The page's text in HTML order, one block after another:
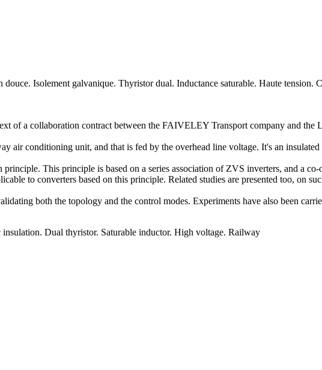
Isolement galvanique. Thyristor dual. Inductance saturable. Haute tension.
of a collaboration contract between the FAIVELEY Transport company and
air conditioning unit, and that is fed by the overhead line voltage. It's an
This principle is based on a series association of ZVS inverters, and a
to converters based on this principle. Related studies are presented too, on
both the topology and the control modes. Experiments have also been
Dual thyristor. Saturable inductor. High voltage. Railway